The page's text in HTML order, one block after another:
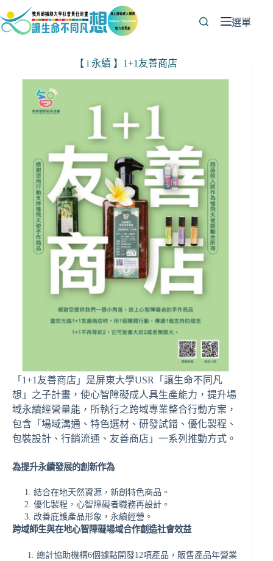
至
選單
【 i 永續 】1+1友善商店
「1+1友善商店」是屏東大學USR「讓生命不同凡
想」之子計畫，使心智障礙成人具生產能力，提升場
域永續經營量能，所執行之跨域專業整合行動方案，
包含「場域溝通、特色選材、研發試錯、優化製程、
包裝設計、行銷流通、友善商店」一系列推動方式。
為提升永續發展的創新作為
結合在地天然資源，新創特色商品。
優化製程，心智障礙者職務再設計。
改善庇護產品形象，永續經營。
跨域師生與在地心智障礙場域合作創造社會效益
總計協助機構6個據點開發12項產品，販售產品年營業